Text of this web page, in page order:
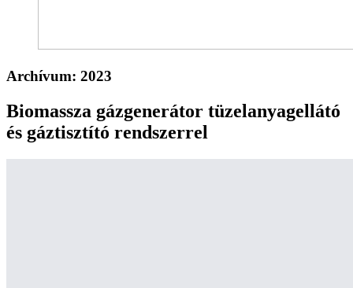
Archívum: 2023
Biomassza gázgenerátor tüzelanyagellátó
és gáztisztító rendszerrel